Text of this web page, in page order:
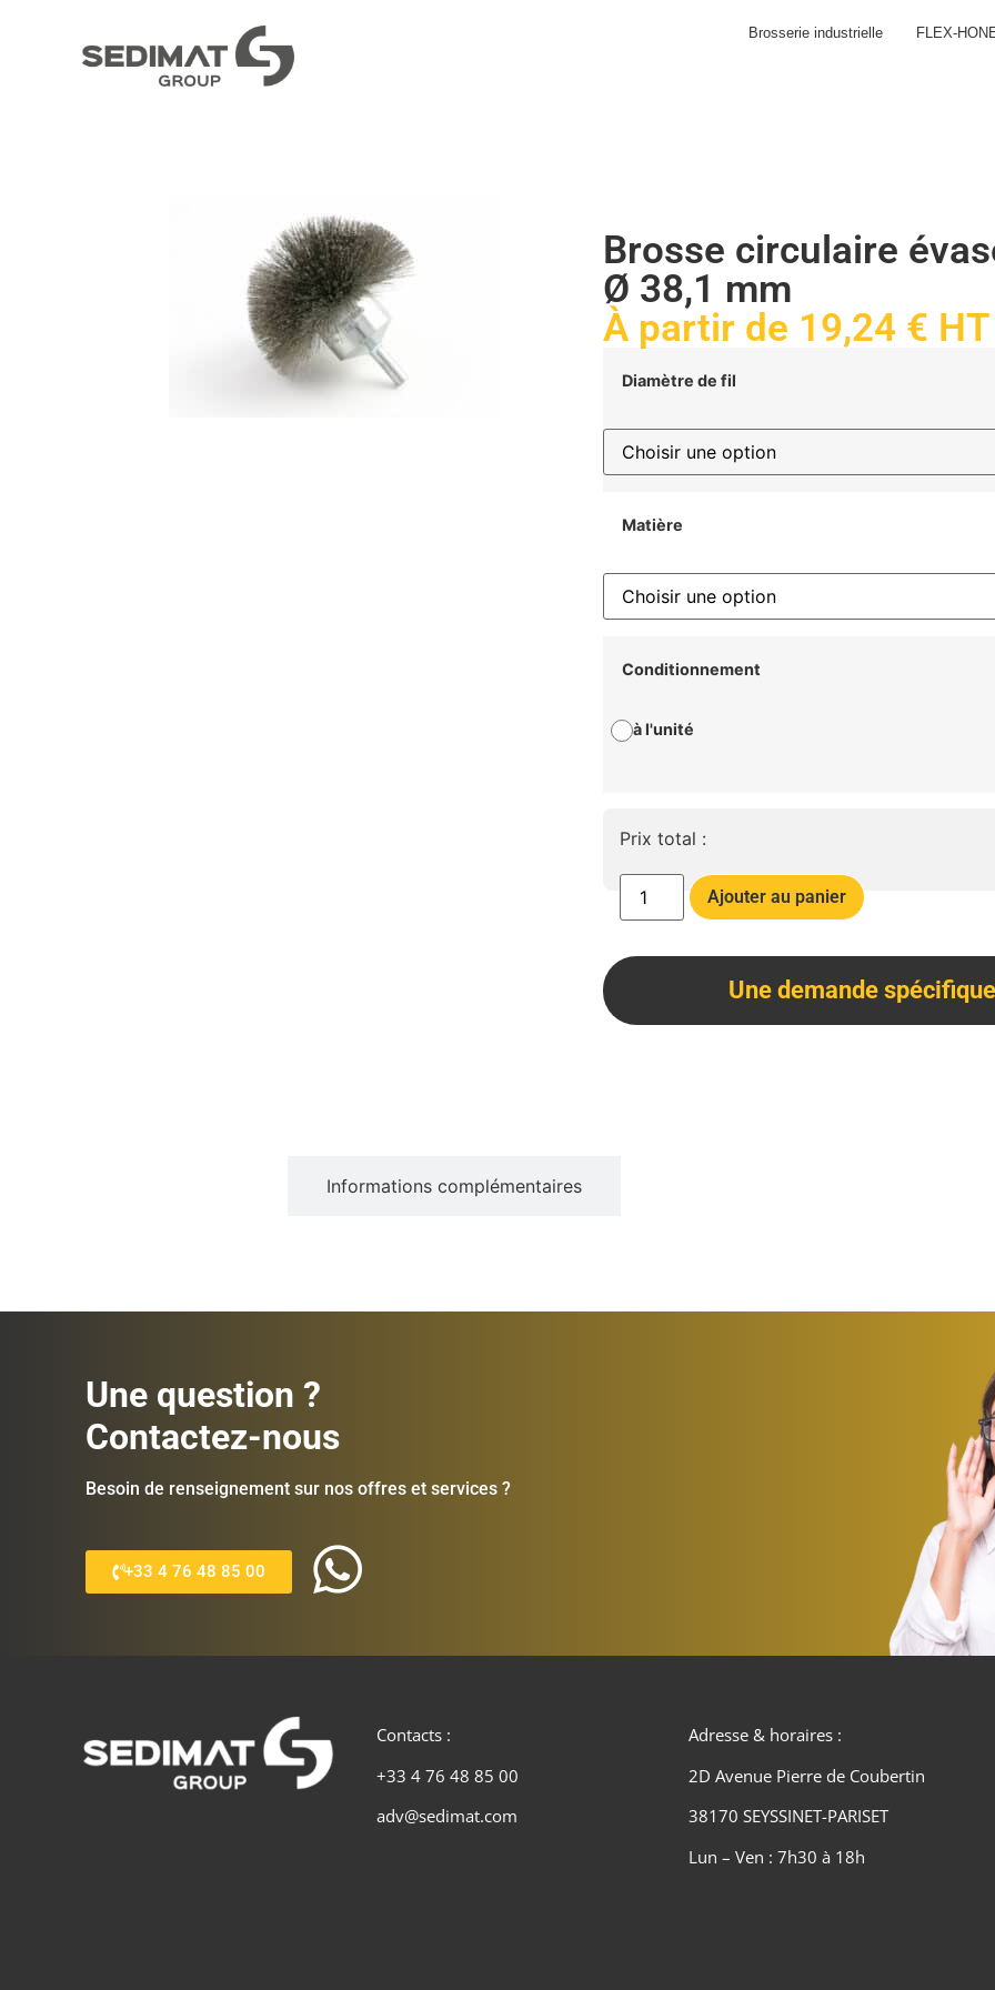
Brosserie industrielle FLEX-
Brosse circulaire
Ø 38,1 mm
À partir de 19,24 € HT
Diamètre de fil
Matière
Conditionnement
à l'unité
Prix total :
Ajouter au panier
Une demande
Informations complémentaires
Une question ?
Contactez-nous
Besoin de renseignement sur nos offres et services ?
+33 4 76 48 85 00
Contacts :
+33 4 76 48 85 00
adv@sedimat.com
Adresse & horaires :
2D Avenue Pierre de Coubertin
38170 SEYSSINET-PARISET
Lun – Ven : 7h30 à 18h